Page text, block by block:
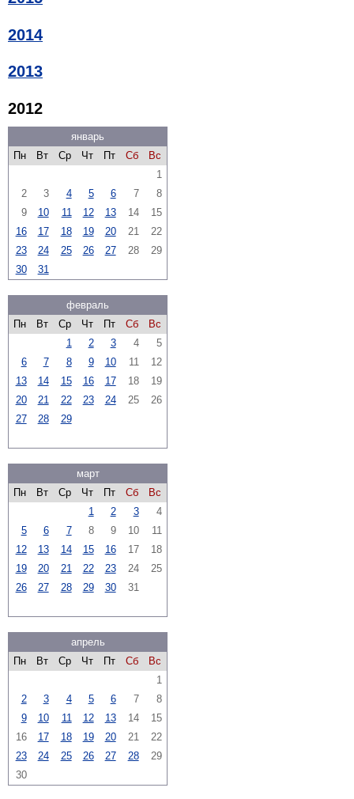
2014
2013
2012
январь
Пн
Вт Ср Чт Пт Сб
Вс
1
2
3 4 5 6 7
8
9
10 11 12 13 14
15
16
17 18 19 20 21
22
23
24 25 26 27 28
29
30
31
февраль
Пн
Вт Ср Чт Пт Сб
Вс
1
2 3 4
5
6
7 8 9 10 11
12
13
14 15 16 17 18
19
20
21 22 23 24 25
26
27
28 29
март
Пн
Вт Ср Чт Пт Сб
Вс
1
2 3
4
5
6 7 8 9 10
11
12
13 14 15 16 17
18
19
20 21 22 23 24
25
26
27 28 29 30 31
апрель
Пн
Вт Ср Чт Пт Сб
Вс
1
2
3 4 5 6 7
8
9
10 11 12 13 14
15
16
17 18 19 20 21
22
23
24 25 26 27 28
29
30